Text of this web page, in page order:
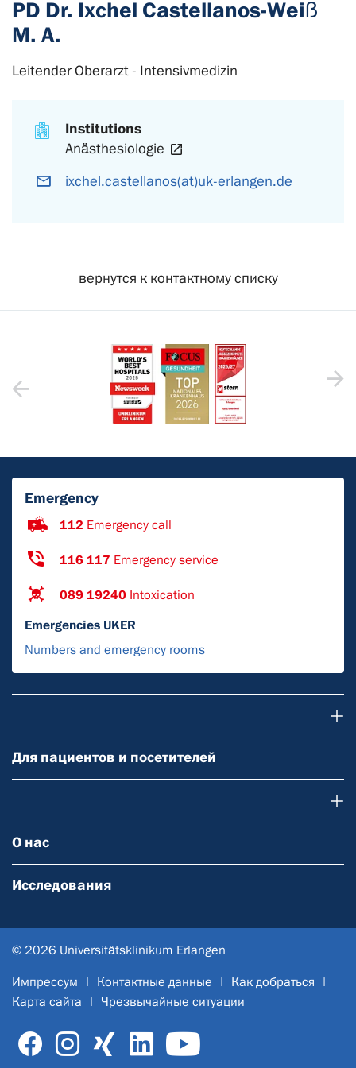
PD Dr. Ixchel Castellanos-Weiß
M. A.
Leitender Oberarzt - Intensivmedizin
Institutions
Anästhesiologie
ixchel.castellanos(at)uk-erlangen.de
вернутся к контактному списку
Emergency
112 Emergency call
116 117 Emergency service
089 19240 Intoxication
Emergencies UKER
Numbers and emergency rooms
Для пациентов и посетителей
О нас
Исследования
© 2026 Universitätsklinikum Erlangen
Импрессум
Контактные данные
Как добраться
Карта сайта
Чрезвычайные ситуации